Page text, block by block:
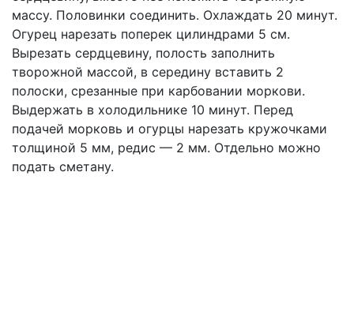
массу. Половинки соединить. Охлаждать 20 минут.
Огурец нарезать поперек цилиндрами 5 см.
Вырезать сердцевину, полость заполнить
творожной массой, в середину вставить 2
полоски, срезанные при карбовании моркови.
Выдержать в холодильнике 10 минут. Перед
подачей морковь и огурцы нарезать кружочками
толщиной 5 мм, редис — 2 мм. Отдельно можно
подать сметану.